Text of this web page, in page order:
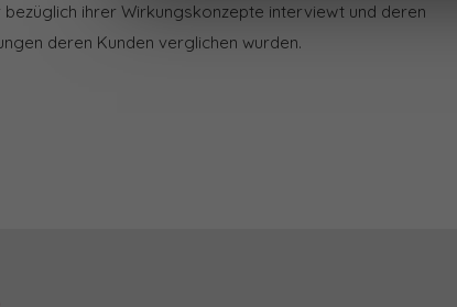
ihrer Wirkungskonzepte interviewt und deren
deren Kunden verglichen wurden.